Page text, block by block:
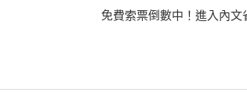
免費索票倒數中！進入內文